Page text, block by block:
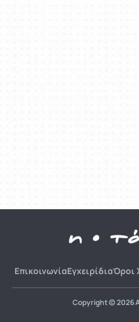
ΕπικοινωνίαΕγχειρίδιαΌροι
Copyright © 2026